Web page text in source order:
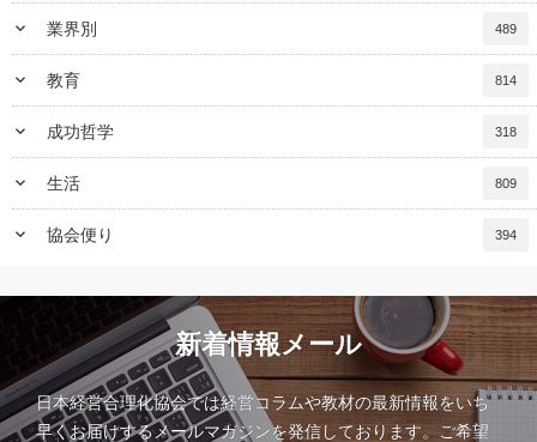
keyboard_arrow_down 業界別 489
keyboard_arrow_down 教育 814
keyboard_arrow_down 成功哲学 318
keyboard_arrow_down 生活 809
keyboard_arrow_down 協会便り 394
新着情報メール
日本経営合理化協会では経営コラムや教材の最新情報をいち
早くお届けするメールマガジンを発信しております。ご希望